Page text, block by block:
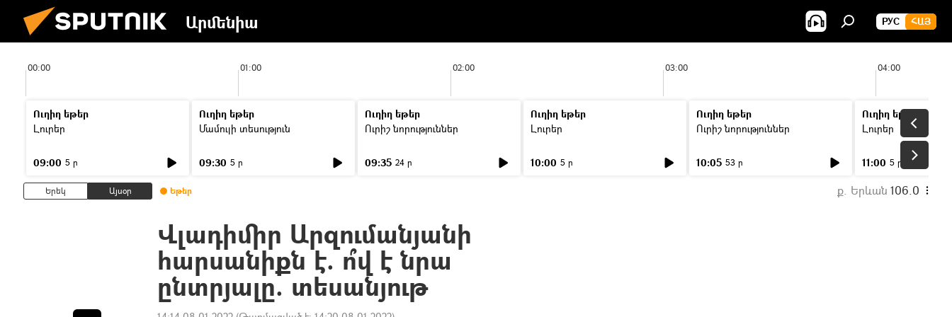
Արմենիա РУС ՀԱՅ
00:00 01:00 02:00 03:00 04:00
Ուղիղ եթեր
Լուրեր
09:00 5 ր
Ուղիղ եթեր
Մամուլի տեսություն
09:30 5 ր
Ուղիղ եթեր
Ուրիշ նորություններ
09:35 24 ր
Ուղիղ եթեր
Լուրեր
10:00 5 ր
Ուղիղ եթեր
Ուրիշ նորություններ
10:05 53 ր
Ուղիղ եթեր
Լուրեր
11:00 5 ր
Երեկ Այսօր Եթեր ք. Երևան 106.0
Վլադիմիր Արզումանյանի
հարսանիքն է. ո՞վ է նրա
ընտրյալը. տեսանյութ